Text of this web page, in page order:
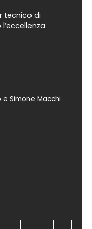
tecnico di
e Simone Macchi